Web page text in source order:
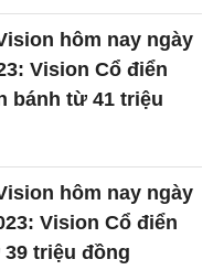
hôm nay ngày
Vision Cổ điển
bánh từ 41 triệu
hôm nay ngày
Vision Cổ điển
39 triệu đồng